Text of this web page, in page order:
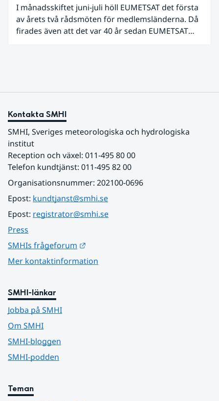
I månadsskiftet juni-juli höll EUMETSAT det första
av årets två rådsmöten för medlemsländerna. Då
firades även att det var 40 år sedan EUMETSAT
samhällsnytta genom meteorologiska satellitdata.
Kontakta SMHI
SMHI, Sveriges meteorologiska och hydrologiska
institut
Reception och växel: 011-495 80 00
Telefon kundtjänst: 011-495 82 00
Organisationsnummer: 202100-0696
Epost: kundtjanst@smhi.se
Epost: registrator@smhi.se
Press
SMHIs frågeforum
Mer kontaktinformation
SMHI-länkar
Jobba på SMHI
Om SMHI
SMHI-bloggen
SMHI-podden
Teman